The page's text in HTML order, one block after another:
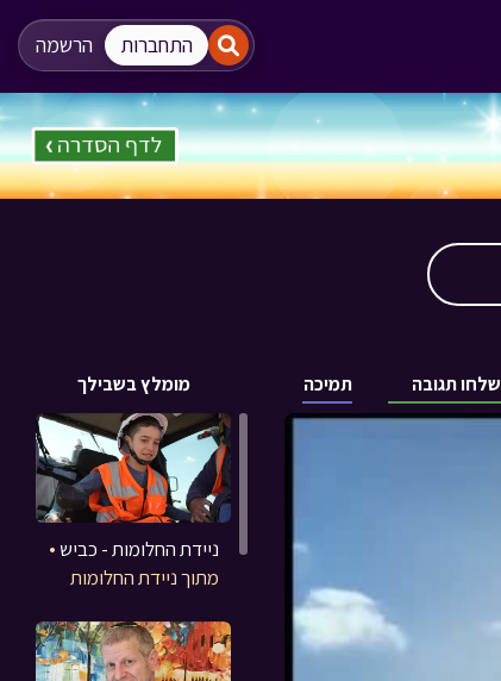
התחברות הרשמה
מומלץ בשבילך תמיכה שלחו תגובה
ניידת החלומות - כביש •
מתוך ניידת החלומות